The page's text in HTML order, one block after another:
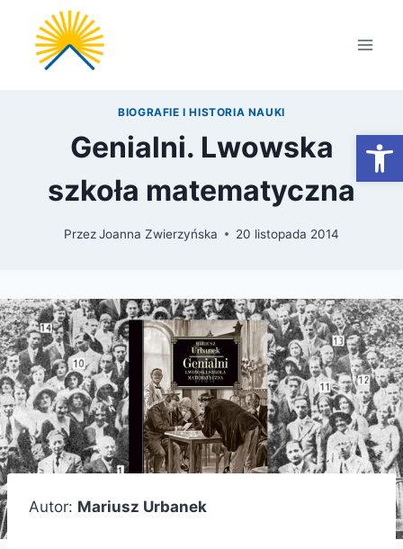
Przejdź
treści
BIOGRAFIE I HISTORIA NAUKI
Genialni. Lwowska
szkoła matematyczna
PrzezJoanna Zwierzyńska 20 listopada 2014
Autor: Mariusz Urbanek